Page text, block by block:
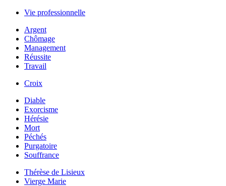
Vie professionnelle
Argent
Chômage
Management
Réussite
Travail
Croix
Diable
Exorcisme
Hérésie
Mort
Péchés
Purgatoire
Souffrance
Thérèse de Lisieux
Vierge Marie